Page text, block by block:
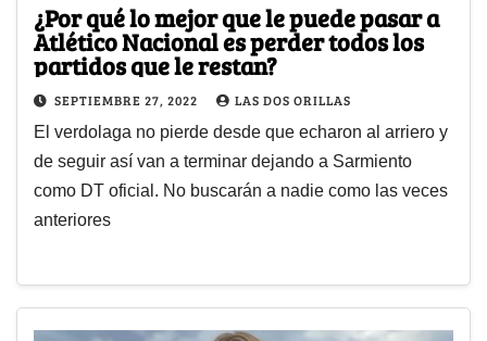
¿Por qué lo mejor que le puede pasar a
Atlético Nacional es perder todos los
partidos que le restan?
SEPTIEMBRE 27, 2022 LAS DOS ORILLAS
El verdolaga no pierde desde que echaron al arriero y
de seguir así van a terminar dejando a Sarmiento
como DT oficial. No buscarán a nadie como las veces
anteriores